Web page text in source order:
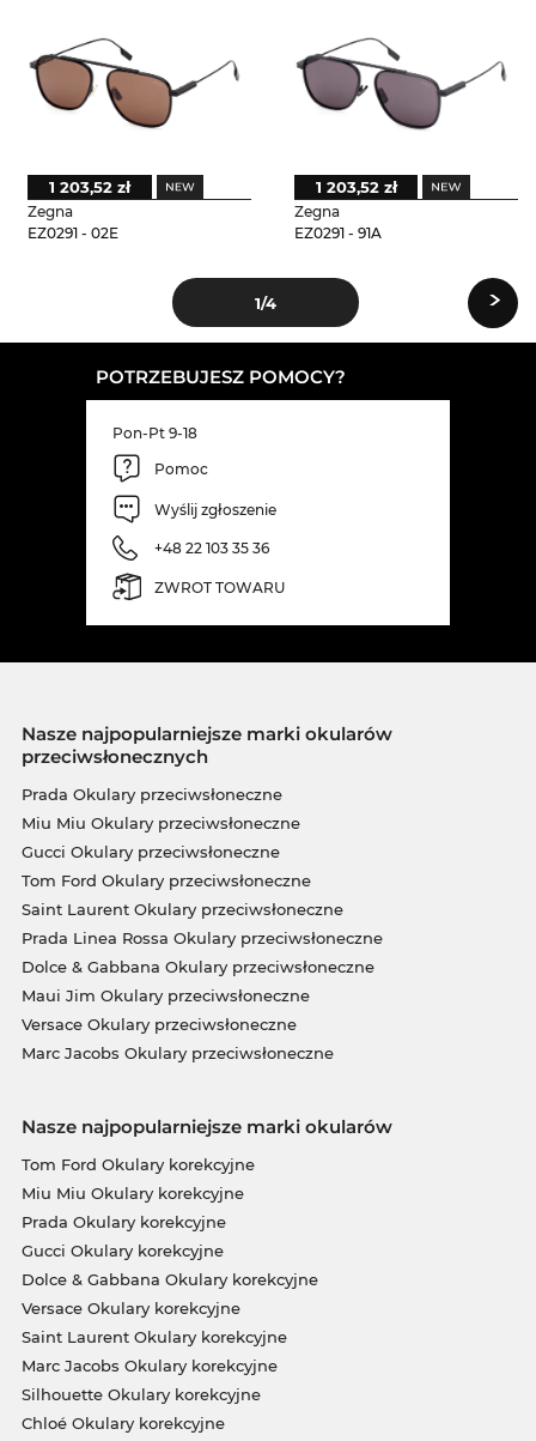
Zegna
EZ0291 - 02E
1 203,52 zł
Zegna
EZ0291 - 91A
1 203,52 zł
1/4 ›
POTRZEBUJESZ POMOCY?
Pon-Pt 9-18
Pomoc
Wyślij zgłoszenie
+48 22 103 35 36
ZWROT TOWARU
Nasze najpopularniejsze marki okularów
przeciwsłonecznych
Prada Okulary przeciwsłoneczne
Miu Miu Okulary przeciwsłoneczne
Gucci Okulary przeciwsłoneczne
Tom Ford Okulary przeciwsłoneczne
Saint Laurent Okulary przeciwsłoneczne
Prada Linea Rossa Okulary przeciwsłoneczne
Dolce & Gabbana Okulary przeciwsłoneczne
Maui Jim Okulary przeciwsłoneczne
Versace Okulary przeciwsłoneczne
Marc Jacobs Okulary przeciwsłoneczne
Nasze najpopularniejsze marki okularów
Tom Ford Okulary korekcyjne
Miu Miu Okulary korekcyjne
Prada Okulary korekcyjne
Gucci Okulary korekcyjne
Dolce & Gabbana Okulary korekcyjne
Versace Okulary korekcyjne
Saint Laurent Okulary korekcyjne
Marc Jacobs Okulary korekcyjne
Silhouette Okulary korekcyjne
Chloé Okulary korekcyjne